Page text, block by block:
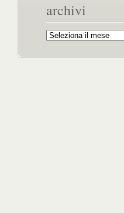
archivi
Archivi